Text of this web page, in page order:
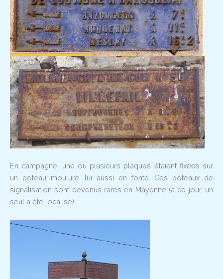
En campagne, une ou plusieurs plaques étaient fixées sur
un poteau mouluré, lui aussi en fonte. Ces poteaux de
signalisation sont devenus rares en Mayenne (à ce jour, un
seul a été localisé).